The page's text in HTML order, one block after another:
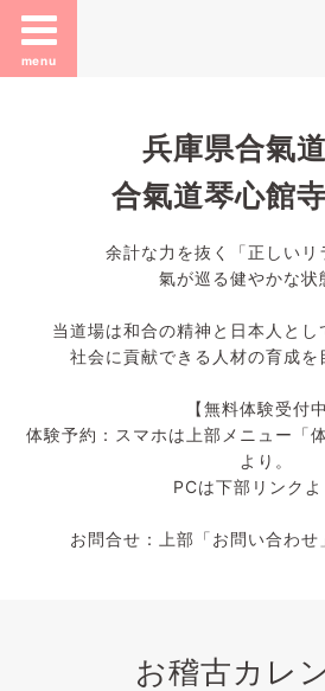
menu
兵庫県合氣
合氣道琴心館
余計な力を抜く「正しいリ
氣が巡る健やかな状
当道場は和合の精神と日本人とし
社会に貢献できる人材の育成を
【無料体験受付中
体験予約：スマホは上部メニュー「
より。
PCは下部リンクよ
お問合せ：上部「お問い合わせ
お稽古カレ